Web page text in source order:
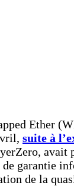
Ether
suite à
avait
garantie
de la